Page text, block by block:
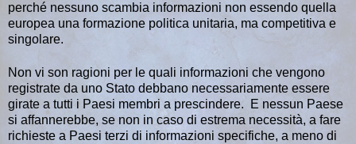
perché nessuno scambia informazioni non essendo quella
europea una formazione politica unitaria, ma competitiva e
singolare.
Non vi son ragioni per le quali informazioni che vengono
registrate da uno Stato debbano necessariamente essere
girate a tutti i Paesi membri a prescindere. E nessun Paese
si affannerebbe, se non in caso di estrema necessità, a fare
richieste a Paesi terzi di informazioni specifiche, a meno di